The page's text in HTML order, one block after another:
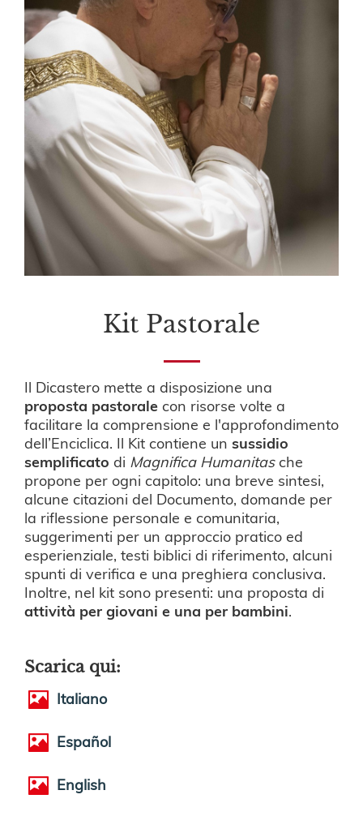
Kit Pastorale
Il Dicastero mette a disposizione una
proposta pastorale con risorse volte a
facilitare la comprensione e l'approfondimento
dell’Enciclica. Il Kit contiene un sussidio
semplificato di Magnifica Humanitasche
propone per ogni capitolo: una breve sintesi,
alcune citazioni del Documento, domande per
la riflessione personale e comunitaria,
suggerimenti per un approccio pratico ed
esperienziale, testi biblici di riferimento, alcuni
spunti di verifica e una preghiera conclusiva.
Inoltre, nel kit sono presenti: una proposta di
attività per giovani e una per bambini.
Scarica qui:
Italiano
Español
English